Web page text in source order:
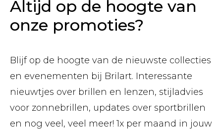
Altijd op de hoogte van
onze promoties?
Blijf op de hoogte van de nieuwste collecties
en evenementen bij Brilart. Interessante
nieuwtjes over brillen en lenzen, stijladvies
voor zonnebrillen, updates over sportbrillen
en nog veel, veel meer! 1x per maand in jouw